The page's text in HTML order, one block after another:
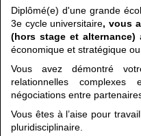
Diplômé(e) d'une grande
3e cycle universitaire,vous
(hors stage et alternance)
économique et stratégique
Vous avez démontré
relationnelles
négociations entre
Vous êtes à l’aise pour
pluridisciplinaire.